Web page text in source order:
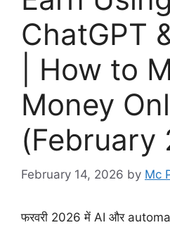
ChatGPT
| How to
Money
(February
February 14, 2026 by Mc
फरवरी 2026 में AI और